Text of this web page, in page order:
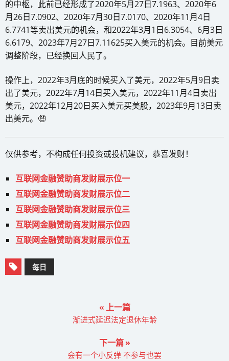
的中枢，此前已经形成了2020年5月27日7.1963、2020年6
月26日7.0902、2020年7月30日7.0170、2020年11月4日
6.7741等卖出美元的机会，和2022年3月1日6.3054、6月3日
6.6179、2023年7月27日7.11625买入美元的机会。目前美元
调整阶段，已经换回人民了。
操作上，2022年3月底的时候买入了美元，2022年5月9日卖
出了美元，2022年7月14日买入美元，2022年11月4日卖出
美元，2022年12月20日买入美元买美股，2023年9月13日卖
出美元。🤑
仅供参考，不构成任何投资或投机建议，恭喜发财！
互联网金融赞助商发财展示位一
互联网金融赞助商发财展示位二
互联网金融赞助商发财展示位三
互联网金融赞助商发财展示位四
互联网金融赞助商发财展示位五
每日
« 上一篇
渐进式延迟法定退休年龄
下一篇 »
会有一个小反弹 不参与也罢